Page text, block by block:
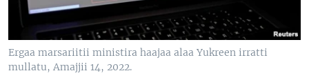
Ergaa marsariitii ministira haajaa alaa Yukreen irratti
mullatu, Amajjii 14, 2022.